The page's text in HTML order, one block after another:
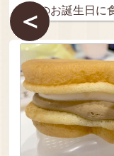
＜
今日のお誕生日に
コ…